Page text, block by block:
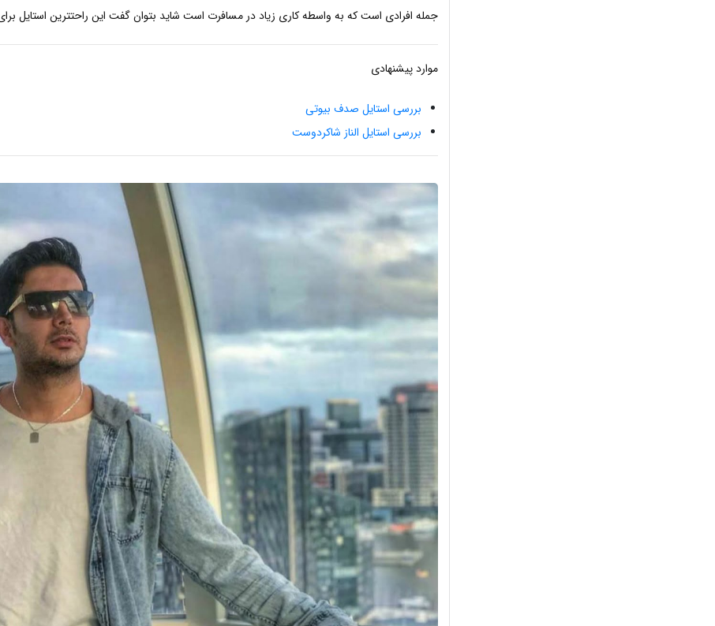
جمله افرادی است که به واسطه کاری زیاد در مسافرت است شاید بتوان گفت این راحتترین استایل
موارد پیشنهادی
بررسی استایل صدف بیوتی
بررسی استایل الناز شاکردوست